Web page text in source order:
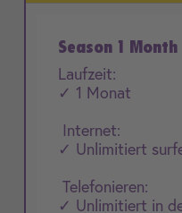
Season 1 Month
Laufzeit:
✓ 1 Monat
Internet:
✓ Unlimitiert
Telefonieren:
✓ Unlimitiert in